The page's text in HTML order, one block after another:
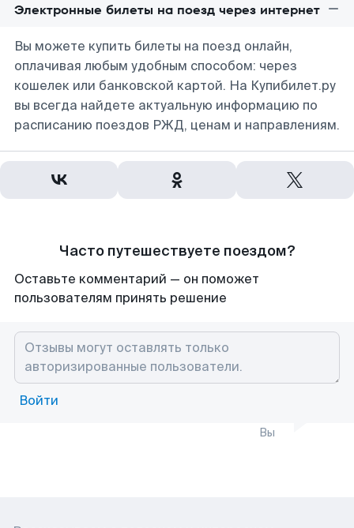
Электронные билеты на поезд через интернет
Вы можете купить билеты на поезд онлайн,
оплачивая любым удобным способом: через
кошелек или банковской картой. На Купибилет.ру
вы всегда найдете актуальную информацию по
расписанию поездов РЖД, ценам и направлениям.
Часто путешествуете поездом?
Оставьте комментарий — он поможет
пользователям принять решение
Войти
Вы